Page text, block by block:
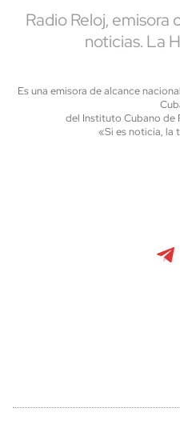
Radio Reloj, emisora
noticias. La
Es una emisora de alcance
del Instituto Cubano de
«Si es noticia, la